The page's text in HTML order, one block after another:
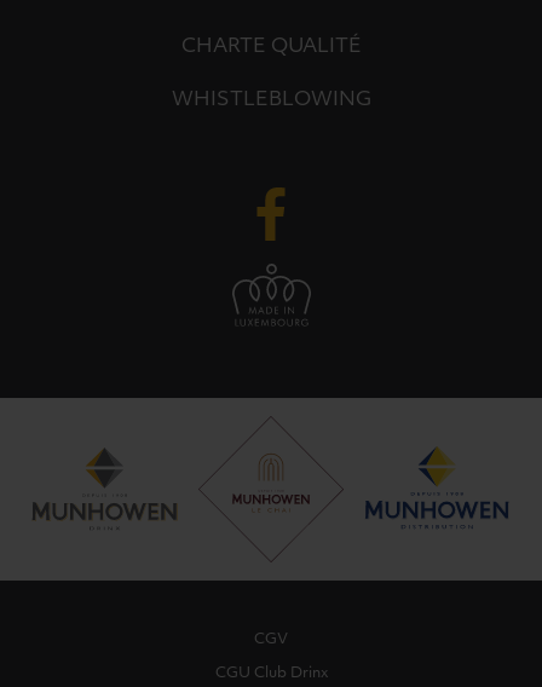
CHARTE QUALITÉ
WHISTLEBLOWING
CGV
CGU Club Drinx